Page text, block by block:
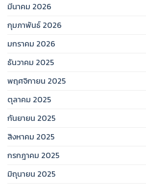
มีนาคม 2026
กุมภาพันธ์ 2026
มกราคม 2026
ธันวาคม 2025
พฤศจิกายน 2025
ตุลาคม 2025
กันยายน 2025
สิงหาคม 2025
กรกฎาคม 2025
มิถุนายน 2025